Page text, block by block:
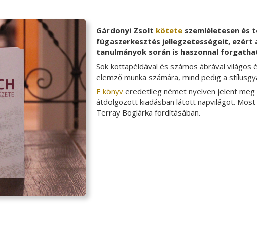
Gárdonyi Zsolt kötete szemléletesen és
fúgaszerkesztés jellegzetességeit, ezért
tanulmányok során is haszonnal
Sok kottapéldával és számos ábrával
elemző munka számára, mind pedig a
E könyv eredetileg német nyelven jelent
átdolgozott kiadásban látott napvilágot.
Terray Boglárka fordításában.